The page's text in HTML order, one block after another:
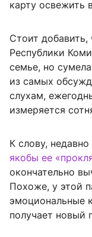
карту освежить
Стоит
Республики
семье, но
из самых
слухам,
измеряется
К слову,
якобы ее
окончательно
Похоже, у этой
эмоциональные
получает новый